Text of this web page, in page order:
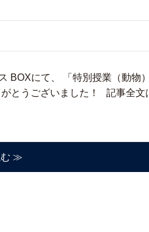
BOXにて、 「特別授業（動物
とうございました！ 記事全文
む ≫